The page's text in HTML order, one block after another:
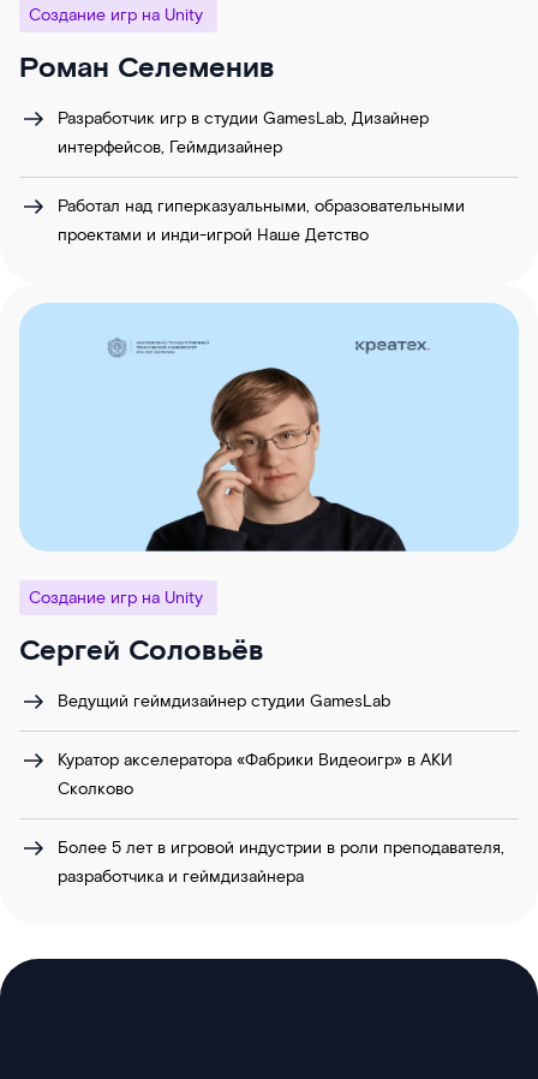
Создание игр на Unity
Роман Селеменив
Разработчик игр в студии GamesLab, Дизайнер
интерфейсов, Геймдизайнер
Работал над гиперказуальными, образовательными
проектами и инди-игрой Наше Детство
Создание игр на Unity
Сергей Соловьёв
Ведущий геймдизайнер студии GamesLab
Куратор акселератора «Фабрики Видеоигр» в АКИ
Сколково
Более 5 лет в игровой индустрии в роли преподавателя,
разработчика и геймдизайнера